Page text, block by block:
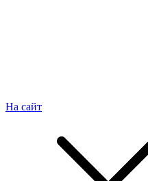
На сайт